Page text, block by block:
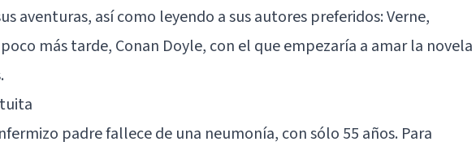
aventuras, así como leyendo a sus autores preferidos: Verne,
más tarde, Conan Doyle, con el que empezaría a amar la novela
padre fallece de una neumonía, con sólo 55 años. Para